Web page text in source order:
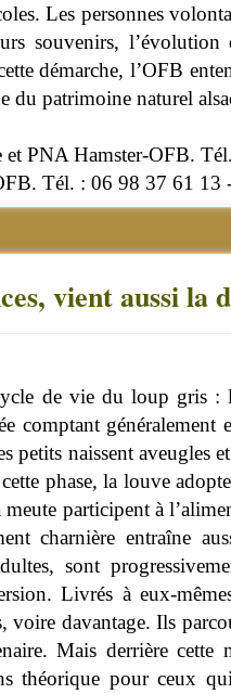
Les personnes
l’évolution
démarche, l’OFB
du patrimoine naturel
et PNA Hamster-OFB.
Tél. : 06 98 37 61
vient aussi la
de vie du loup gris
comptant
naissent aveugles
phase, la louve
meute participent à
charnière entraîne
sont
Livrés à eux-
voire davantage. Ils
Mais derrière cette
théorique pour ceux